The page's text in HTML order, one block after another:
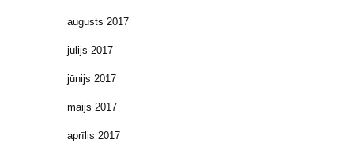
augusts 2017
jūlijs 2017
jūnijs 2017
maijs 2017
aprīlis 2017